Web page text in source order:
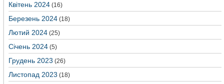
Квітень 2024 (16)
Березень 2024 (18)
Лютий 2024 (25)
Січень 2024 (5)
Грудень 2023 (26)
Листопад 2023 (18)